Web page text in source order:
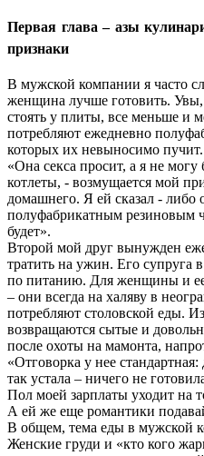
Первая глава – азы
признаки
В мужской компании я часто
женщина лучше готовить.
стоять у плиты, все меньше и
потребляют ежедневно
которых их невыносимо пучит.
«Она секса просит, а я не
котлеты, - возмущается мой
домашнего. Я ей сказал - либо
полуфабрикатным резиновым
будет».
Второй мой друг вынужден
тратить на ужин. Его супруга
по питанию. Для женщины и ее
– они всегда на халяву в
потребляют столовской еды.
возвращаются сытые и
после охоты на мамонта,
«Отговорка у нее
так устала – ничего не
Пол моей зарплаты уходит на
А ей же еще романтики
В общем, тема еды в мужской
Женские груди и «кто кого